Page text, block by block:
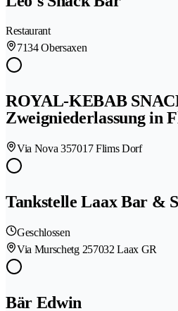
Restaurant
7134 Obersaxen
ROYAL-KEBAB
Zweigniederlassung in
Via Nova 357017 Flims Dorf
Tankstelle Laax Bar &
Geschlossen
Via Murschetg 257032 Laax GR
Bär Edwin